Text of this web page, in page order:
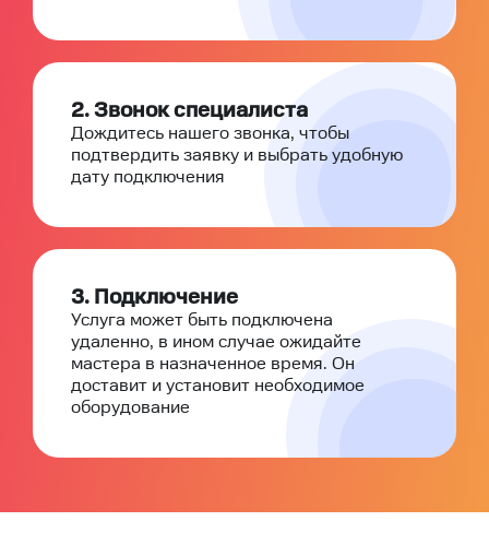
2. Звонок специалиста
Дождитесь нашего звонка, чтобы
подтвердить заявку и выбрать удобную
дату подключения
3. Подключение
Услуга может быть подключена
удаленно, в ином случае ожидайте
мастера в назначенное время. Он
доставит и установит необходимое
оборудование